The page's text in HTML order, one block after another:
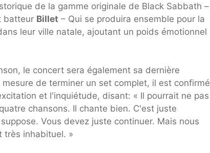
de la gamme originale de Black Sabbath –
batteur Billet – Qui se produira ensemble pour la
leur ville natale, ajoutant un poids émotionnel
le concert sera également sa dernière
de terminer un set complet, il est confirmé
et l'inquiétude, disant: « Il pourrait ne pas
chansons. Il chante bien. C'est juste
Vous devez juste continuer. Mais nous
très inhabituel. »